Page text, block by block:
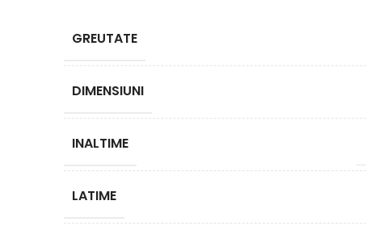
GREUTATE
DIMENSIUNI
INALTIME
LATIME